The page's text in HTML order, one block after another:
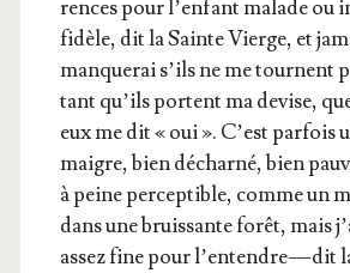
rences pour l’en­fant malade ou
fidèle, dit la Sainte Vierge, et
man­que­rai s’ils ne me tournent
tant qu’ils portent ma devise,
eux me dit « oui ». C’est par­fois
maigre, bien déchar­né, bien
à peine per­cep­tible, comme un
dans une bruis­sante forêt, mais
assez fine pour l’en­tendre — dit